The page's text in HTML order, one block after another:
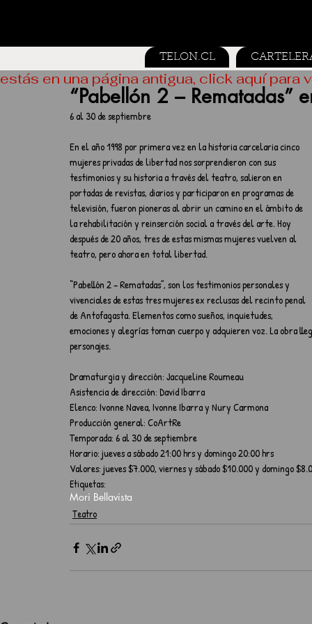
TELON.CL
“Pabellón 2 – Rematadas”
6 al 30 de septiembre
En el año 1998 por primera vez en la historia carcelaria cinco
mujeres privadas de libertad nos sorprendieron con sus
testimonios y su historia a través del teatro, salieron en
portadas de revistas, diarios y participaron en programas de
televisión, fueron pioneras al abrir un camino en el ámbito de
la rehabilitación y reinserción social a través del arte. Hoy
después de 20 años, tres de estas mismas mujeres vuelven al
teatro, pero ahora en total libertad.
“Pabellón 2 – Rematadas”, son los testimonios personales y
vivenciales de estas tres mujeres ex reclusas del recinto penal
de Antofagasta. Elementos como sueños, inquietudes,
emociones y alegrías toman cuerpo y adquieren voz. La obra
personajes.
Dramaturgia y dirección: Jacqueline Roumeau
Asistencia de dirección: David Ibarra
Elenco: Ivonne Navea, Ivonne Ibarra y Nury Carmona
Producción general: CoArtRe
Temporada: 6 al 30 de septiembre
Horario: jueves a sábado 21:00 hrs y domingo 20:00 hrs
Valores: jueves $7.000, viernes y sábado $10.000 y domingo
Etiquetas:
Mori Bellavista
Teatro
estás en una página antigua, click aquí para